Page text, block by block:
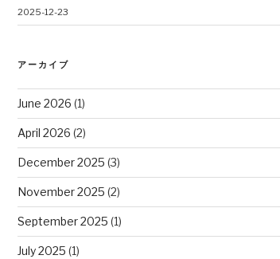
2025-12-23
アーカイブ
June 2026 (1)
April 2026 (2)
December 2025 (3)
November 2025 (2)
September 2025 (1)
July 2025 (1)